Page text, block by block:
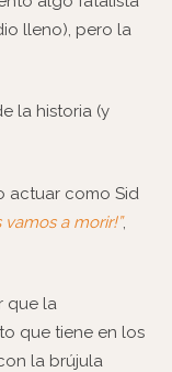
lleno), pero la
la historia (y
actuar como Sid
vamos a morir!”,
que la
que tiene en los
la brújula